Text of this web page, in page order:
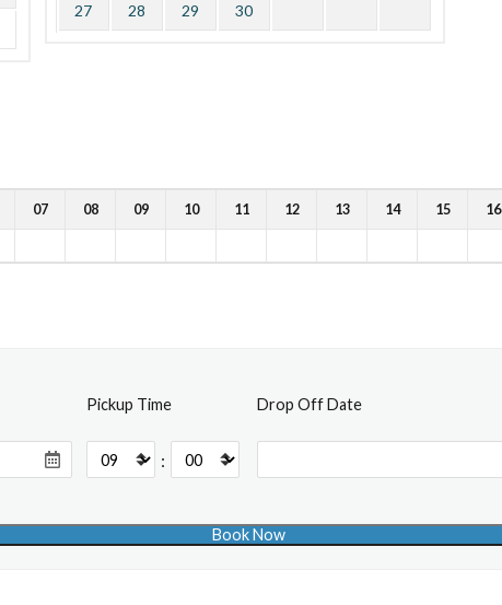
27 28 29 30
07 08 09 10 11 12 13 14 15 16
Pickup Time
:
Drop Off Date